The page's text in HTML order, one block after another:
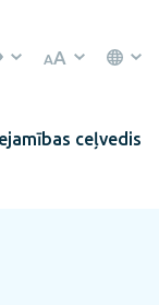
AA
ceļvedis